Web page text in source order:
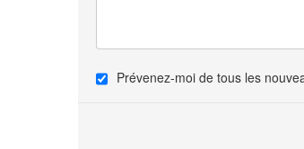
Prévenez-moi de tous les